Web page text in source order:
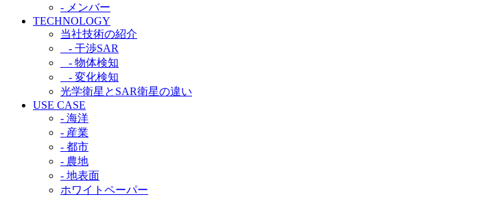
- メンバー
TECHNOLOGY
当社技術の紹介​
- 干渉SAR​
- 物体検知​
- 変化検知​
光学衛星とSAR衛星の違い​
USE CASE
- 海洋
- 産業
- 都市​
- 農地
- 地表面
ホワイトペーパー